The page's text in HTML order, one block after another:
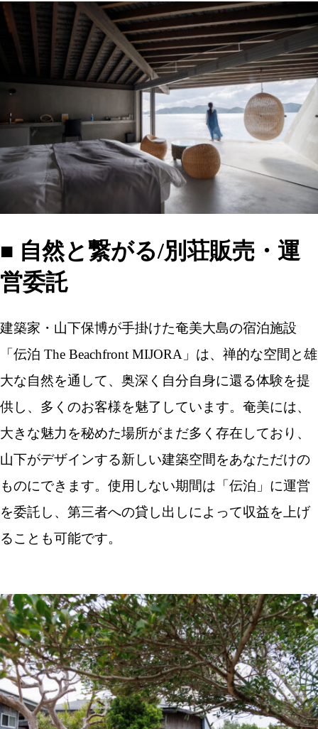
■ 自然と繋がる/別荘販売・運
営委託
建築家・山下保博が手掛けた奄美大島の宿泊施設
「伝泊 The Beachfront MIJORA」は、禅的な空間と雄
大な自然を通して、奥深く自分自身に還る体験を提
供し、多くのお客様を魅了しています。奄美には、
大きな魅力を秘めた場所がまだ多く存在しており、
山下がデザインする新しい建築空間をあなただけの
ものにできます。使用しない期間は「伝泊」に運営
を委託し、第三者への貸し出しによって収益を上げ
ることも可能です。